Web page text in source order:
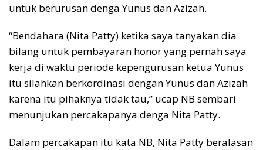
untuk berurusan denga Yunus dan Azizah.
“Bendahara (Nita Patty) ketika saya tanyakan dia
bilang untuk pembayaran honor yang pernah saya
kerja di waktu periode kepengurusan ketua Yunus
itu silahkan berkordinasi dengan Yunus dan Azizah
karena itu pihaknya tidak tau,” ucap NB sembari
menunjukan percakapanya denga Nita Patty.
Dalam percakapan itu kata NB, Nita Patty beralasan